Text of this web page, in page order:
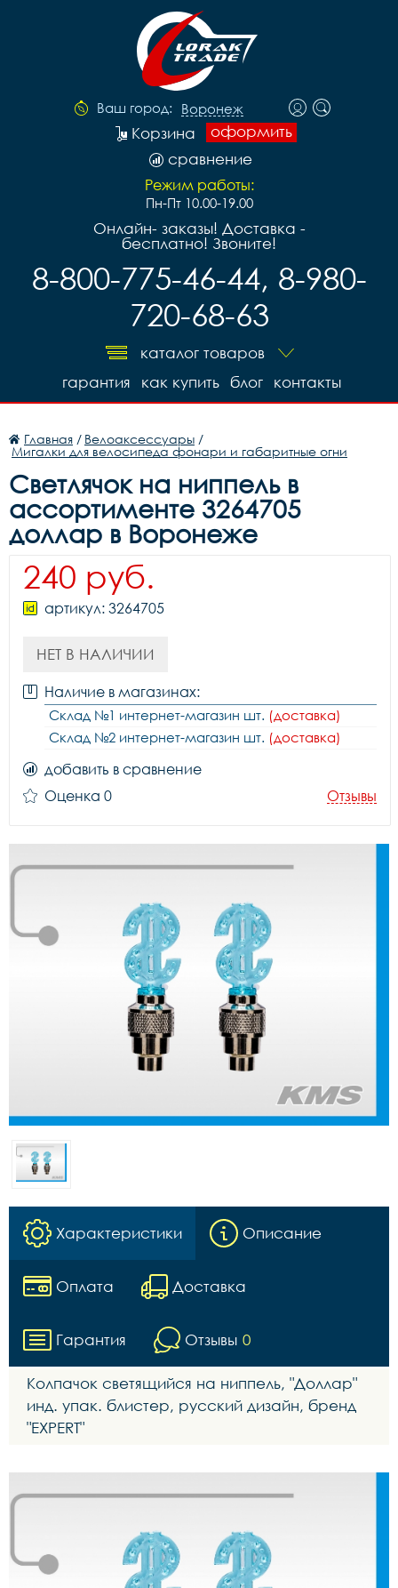
Ваш город: Воронеж
оформить
Корзина
сравнение
Режим работы:
Пн-Пт 10.00-19.00
Онлайн- заказы! Доставка -
бесплатно! Звоните!
8-800-775-46-44, 8-980-
720-68-63
каталог товаров
контакты
блог
как купить
гарантия
Главная / Велоаксессуары /
Мигалки для велосипеда фонари и габаритные огни
Светлячок на ниппель в
ассортименте 3264705
доллар в Воронеже
240 руб.
артикул: 3264705
НЕТ В НАЛИЧИИ
Наличие в магазинах:
Склад №1 интернет-магазин шт. (доставка)
Склад №2 интернет-магазин шт. (доставка)
добавить в сравнение
Оценка 0
Отзывы
Характеристики Описание
Оплата Доставка
Гарантия Отзывы 0
Колпачок светящийся на ниппель, "Доллар"
инд. упак. блистер, русский дизайн, бренд
"EXPERT"